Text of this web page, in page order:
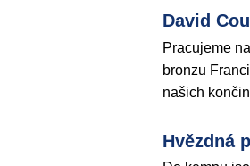
David
Pracujeme
bronzu
našich
Hvězdná